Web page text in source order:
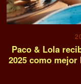
Paco & Lola
2025 como